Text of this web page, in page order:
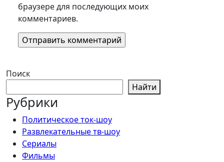
браузере для последующих моих
комментариев.
Поиск
Найти
Рубрики
Политическое ток-шоу
Развлекательные тв-шоу
Сериалы
Фильмы